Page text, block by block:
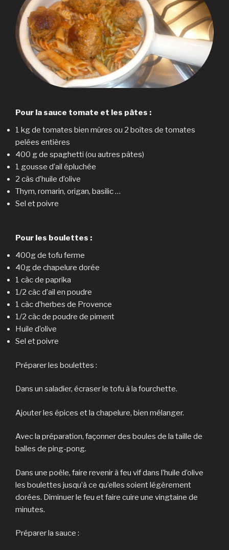
Pour la sauce tomate et les pâtes :
1 kg de tomates bien mûres ou 2 boîtes de tomates
pelées entières
400 g de spaghetti (ou autres pâtes)
1 gousse d’ail épluchée
2 càs d’huile d’olive
Thym, romarin, origan, basilic …
Sel et poivre
Pour les boulettes :
400g de tofu ferme
40g de chapelure dorée
1 càc de paprika
1/2 càc d’ail en poudre
1 càc d’herbes de Provence
1/2 càc de poudre de piment
Huile d’olive
Sel et poivre
Préparer les boulettes :
Dans un saladier, écraser le tofu à la fourchette.
Ajouter les épices et la chapelure, bien mélanger.
Avec la préparation, façonner des boules de la taille de
balles de ping-pong.
Dans une poêle, faire revenir à feu vif dans l’huile d’olive
les boulettes jusqu’à ce qu’elles soient légèrement
dorées. Diminuer le feu et faire cuire une vingtaine de
minutes.
Préparer la sauce :